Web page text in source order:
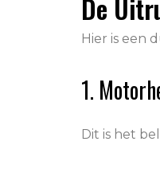
De
Hier is een
1.
Dit is het